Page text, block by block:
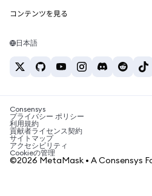
Web3サービス
サポート
キャリア
お問い合わせ
Tetherの価格
USDT→INR
BTC→INR
ETH→USDT
ETHの購入
USDTの購入
SHIBの購入
BNBの購入
コンテンツを見る
Solanaウォレット
税制関連ニュース
暗号資産の購入方法は？
ビットコインを売るには？
日本語
Consensys
プライバシー ポリシー
利用規約
貢献者ライセンス契約
サイトマップ
アクセシビリティ
Cookieの管理
©2026 MetaMask • A Consensys